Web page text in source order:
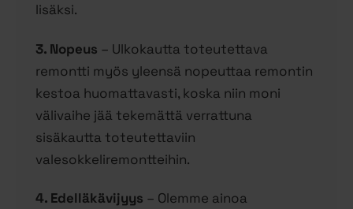
lisäksi.
3. Nopeus – Ulkokautta toteutettava
remontti myös yleensä nopeuttaa remontin
kestoa huomattavasti, koska niin moni
välivaihe jää tekemättä verrattuna
sisäkautta toteutettaviin
valesokkeliremontteihin.
4. Edelläkävijyys – Olemme ainoa